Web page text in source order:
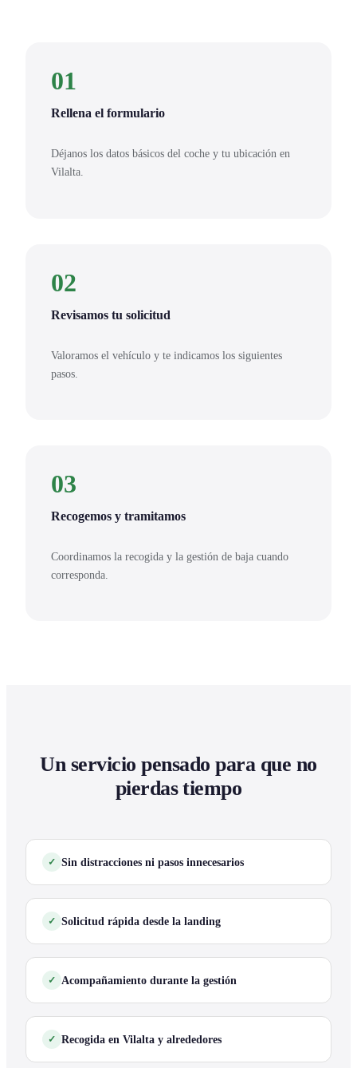
01
Rellena el formulario
Déjanos los datos básicos del coche y tu ubicación en
Vilalta.
02
Revisamos tu solicitud
Valoramos el vehículo y te indicamos los siguientes
pasos.
03
Recogemos y tramitamos
Coordinamos la recogida y la gestión de baja cuando
corresponda.
Un servicio pensado para que no
pierdas tiempo
Sin distracciones ni pasos innecesarios
Solicitud rápida desde la landing
Acompañamiento durante la gestión
Recogida en Vilalta y alrededores